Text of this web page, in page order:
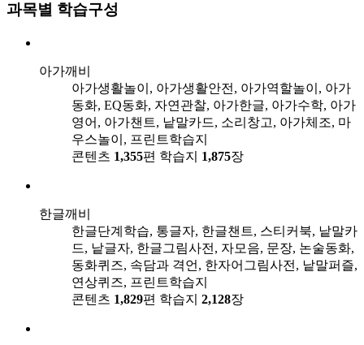
과목별 학습구성
아가깨비
아가생활놀이, 아가생활안전, 아가역할놀이, 아가
동화, EQ동화, 자연관찰, 아가한글, 아가수학, 아가
영어, 아가챈트, 낱말카드, 소리창고, 아가체조, 마
우스놀이, 프린트학습지
콘텐츠 1,355편 학습지 1,875장
한글깨비
한글단계학습, 통글자, 한글챈트, 스티커북, 낱말카
드, 낱글자, 한글그림사전, 자모음, 문장, 논술동화,
동화퀴즈, 속담과 격언, 한자어그림사전, 낱말퍼즐,
연상퀴즈, 프린트학습지
콘텐츠 1,829편 학습지 2,128장